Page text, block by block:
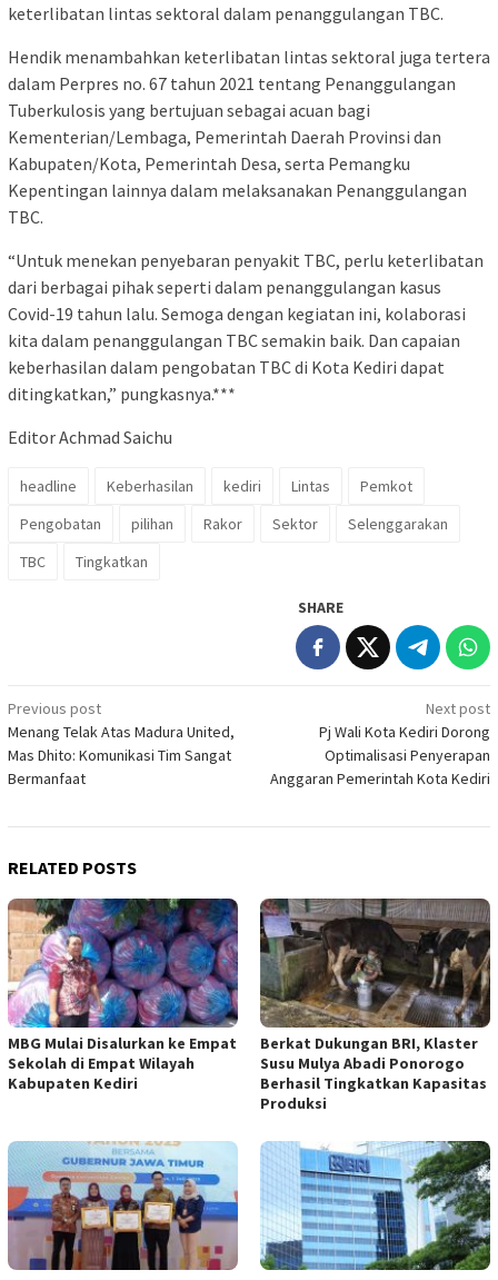
keterlibatan lintas sektoral dalam penanggulangan TBC.
Hendik menambahkan keterlibatan lintas sektoral juga tertera
dalam Perpres no. 67 tahun 2021 tentang Penanggulangan
Tuberkulosis yang bertujuan sebagai acuan bagi
Kementerian/Lembaga, Pemerintah Daerah Provinsi dan
Kabupaten/Kota, Pemerintah Desa, serta Pemangku
Kepentingan lainnya dalam melaksanakan Penanggulangan
TBC.
“Untuk menekan penyebaran penyakit TBC, perlu keterlibatan
dari berbagai pihak seperti dalam penanggulangan kasus
Covid-19 tahun lalu. Semoga dengan kegiatan ini, kolaborasi
kita dalam penanggulangan TBC semakin baik. Dan capaian
keberhasilan dalam pengobatan TBC di Kota Kediri dapat
ditingkatkan,” pungkasnya.***
Editor Achmad Saichu
headline Keberhasilan kediri Lintas
Pemkot
Pengobatan
pilihan Rakor Sektor
Selenggarakan
TBC
Tingkatkan
SHARE
Post
navigation
Previous post
Menang Telak Atas Madura United,
Mas Dhito: Komunikasi Tim Sangat
Bermanfaat
Next post
Pj Wali Kota Kediri Dorong
Optimalisasi Penyerapan
Anggaran Pemerintah Kota Kediri
RELATED POSTS
MBG Mulai Disalurkan ke Empat
Sekolah di Empat Wilayah
Kabupaten Kediri
Berkat Dukungan BRI, Klaster
Susu Mulya Abadi Ponorogo
Berhasil Tingkatkan Kapasitas
Produksi